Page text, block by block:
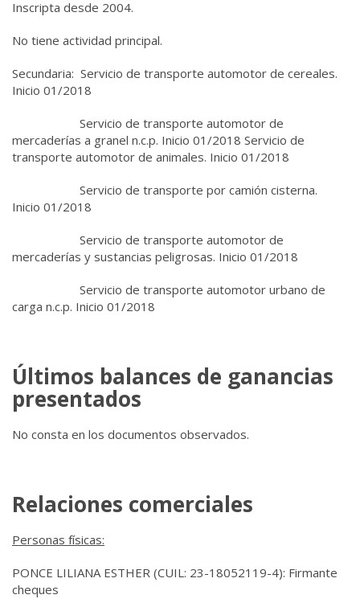
Inscripta desde 2004.
No tiene actividad principal.
Secundaria: Servicio de transporte automotor de cereales.
Inicio 01/2018
Servicio de transporte automotor de
mercaderías a granel n.c.p. Inicio 01/2018 Servicio de
transporte automotor de animales. Inicio 01/2018
Servicio de transporte por camión cisterna.
Inicio 01/2018
Servicio de transporte automotor de
mercaderías y sustancias peligrosas. Inicio 01/2018
Servicio de transporte automotor urbano de
carga n.c.p. Inicio 01/2018
Últimos balances de ganancias
presentados
No consta en los documentos observados.
Relaciones comerciales
Personas físicas:
PONCE LILIANA ESTHER (CUIL: 23-18052119-4): Firmante
cheques